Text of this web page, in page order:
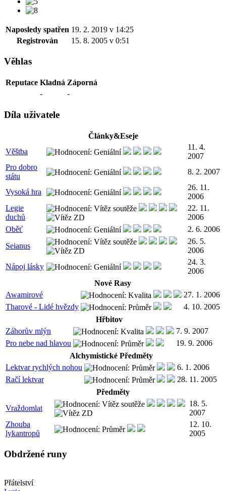
Naposledy spatřen 19. 2. 2019 v 14:25
Registrován
15. 8. 2005 v 0:51
Věhlas
Reputace Kladná Záporná
-
-
Díla uživatele
Články&Eseje
Věštba
11. 4.
2007
Pro dobro
státu
8. 2. 2007
Vysoká hra
26. 11.
2006
Legie
duchů
22. 11.
2006
Oběť
2. 6. 2006
Seianus
26. 5.
2006
Nápoj lásky
24. 3.
2006
Nové Rasy
Awamirové
27. 1. 2006
Tharové - Lidé hvězdy
4. 10. 2005
Hřbitov
Záhorův mlýn
7. 9. 2007
Pro nebe nad hlavou
19. 9. 2006
Alchymistické Předměty
Lektvar rychlých nohou
6. 1. 2006
Račí lektvar
28. 11. 2005
Předměty
Vraždomlat
18. 5.
2007
Zhouba
lykantropů
12. 10.
2005
Obdržené runy
Přátelství